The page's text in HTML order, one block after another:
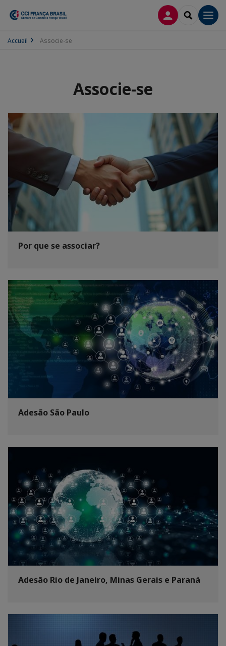
CONEXÃOSEARCH
Accueil Associe-se
Associe-se
Por que se associar?
Adesão São Paulo
Adesão Rio de Janeiro, Minas Gerais e Paraná